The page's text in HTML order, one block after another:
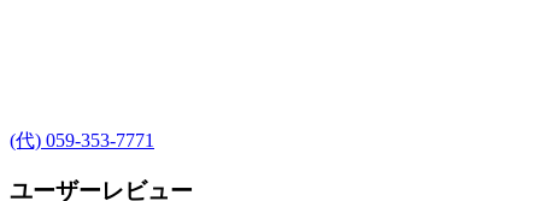
(代) 059-353-7771
ユーザーレビュー